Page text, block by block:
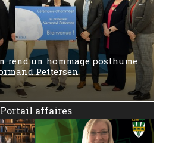
rend un hommage posthume
Pettersen
Portail affaires